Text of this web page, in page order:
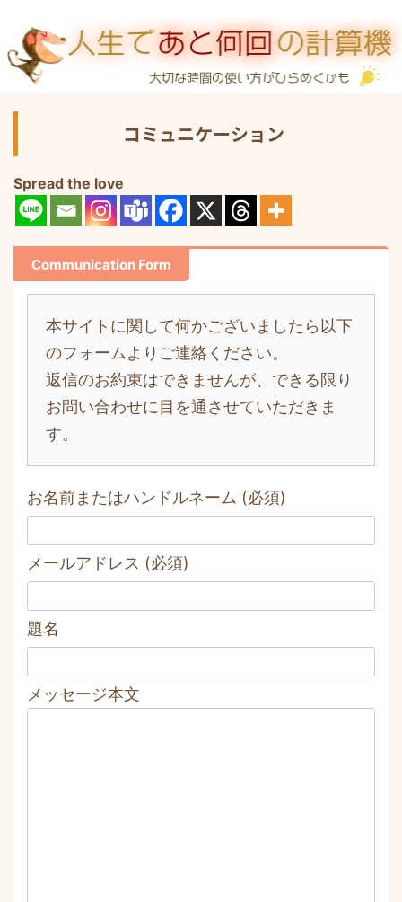
コミュニケーション
Spread the love
Communication Form
本サイトに関して何かございましたら以下
のフォームよりご連絡ください。
返信のお約束はできませんが、できる限り
お問い合わせに目を通させていただきま
す。
お名前またはハンドルネーム (必須)
メールアドレス (必須)
題名
メッセージ本文